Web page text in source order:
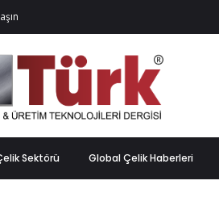
Sektörü Global Çelik Haberleri